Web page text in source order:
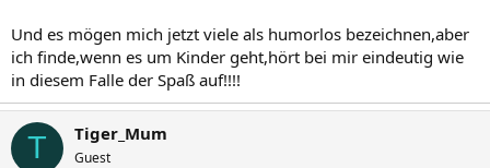
Und es mögen mich jetzt viele als humorlos bezeichnen,aber
ich finde,wenn es um Kinder geht,hört bei mir eindeutig wie
in diesem Falle der Spaß auf!!!!
T Tiger_Mum
Guest